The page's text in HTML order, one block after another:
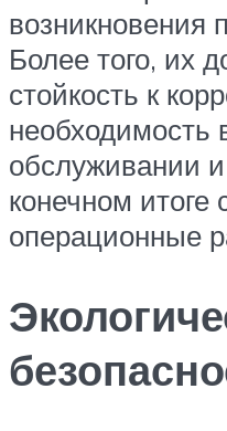
возникновения
Более того, их
стойкость к
необходимость
обслуживании
конечном
операционные